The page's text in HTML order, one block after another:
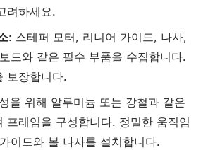
려하세요.
: 스테퍼 모터, 리니어 가이드, 나사,
드와 같은 필수 부품을 수집합니다.
보장합니다.
을 위해 알루미늄 또는 강철과 같은
프레임을 구성합니다. 정밀한 움직임
이드와 볼 나사를 설치합니다.